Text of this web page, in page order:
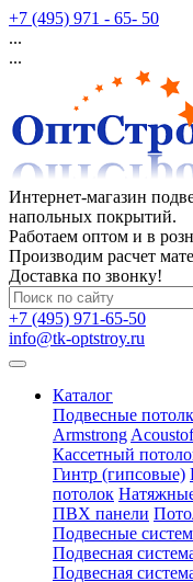
+7 (495) 971 - 65- 50
...
...
Интернет-магазин
напольных покрытий.
Работаем оптом и в
Производим расчет
Доставка по звонку!
+7 (495) 971-65-50
info@tk-optstroy.ru
Каталог
Подвесные
Armstrong
Кассетный
Гинтр (гипсовые)
потолок
ПВХ панели
Подвесные
Подвесная
Подвесная